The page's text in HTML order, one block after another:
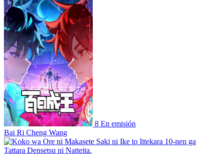
8 En emisión
Bai Ri Cheng Wang